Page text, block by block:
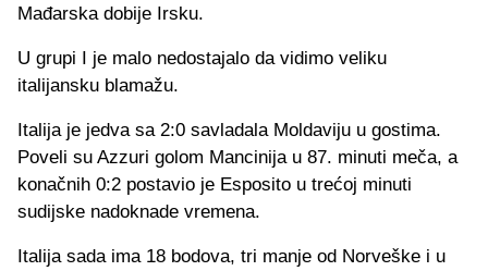
Mađarska dobije Irsku.
U grupi I je malo nedostajalo da vidimo veliku
italijansku blamažu.
Italija je jedva sa 2:0 savladala Moldaviju u gostima.
Poveli su Azzuri golom Mancinija u 87. minuti meča, a
konačnih 0:2 postavio je Esposito u trećoj minuti
sudijske nadoknade vremena.
Italija sada ima 18 bodova, tri manje od Norveške i u